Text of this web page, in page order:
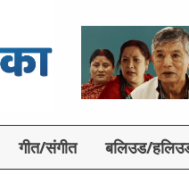
गीत/संगीत बलिउड/